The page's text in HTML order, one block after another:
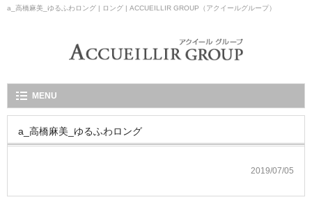
a_高橋麻美_ゆるふわロング | ロング | ACCUEILLIR GROUP（アクイールグループ）
MENU
a_高橋麻美_ゆるふわロング
2019/07/05